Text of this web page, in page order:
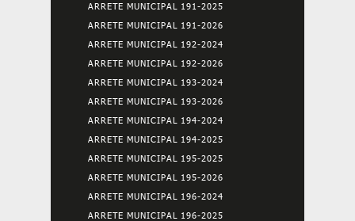
ARRETE MUNICIPAL 191-2025
ARRETE MUNICIPAL 191-2026
ARRETE MUNICIPAL 192-2024
ARRETE MUNICIPAL 192-2026
ARRETE MUNICIPAL 193-2024
ARRETE MUNICIPAL 193-2026
ARRETE MUNICIPAL 194-2024
ARRETE MUNICIPAL 194-2025
ARRETE MUNICIPAL 195-2025
ARRETE MUNICIPAL 195-2026
ARRETE MUNICIPAL 196-2024
ARRETE MUNICIPAL 196-2025